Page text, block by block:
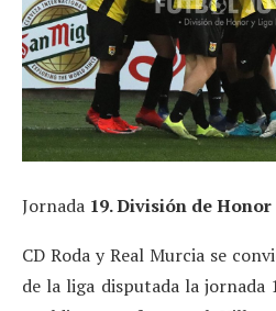
Jornada 19. División de
CD Roda y Real Murcia se
de la liga disputada la jornada